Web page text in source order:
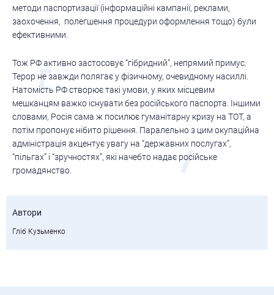
методи паспортизації (інформаційні кампанії, реклами,
заохочення, полегшення процедури оформлення тощо) були
ефективними.
Тож РФ активно застосовує “гібридний”, непрямий примус.
Терор не завжди полягає у фізичному, очевидному насиллі.
Натомість РФ створює такі умови, у яких місцевим
мешканцям важко існувати без російського паспорта. Іншими
словами, Росія сама ж посилює гуманітарну кризу на ТОТ, а
потім пропонує нібито рішення. Паралельно з цим окупаційна
адміністрація акцентує увагу на “державних послугах”,
“пільгах” і “зручностях”, які начебто надає російське
громадянство.
Автори
Гліб Кузьменко